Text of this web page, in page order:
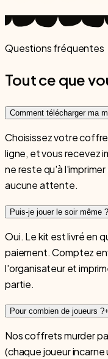
Questions fréquentes
Tout ce que
Comment télécharger ma
Choisissez votre
ligne, et vous recevez
ne reste qu'à
aucune attente.
Puis-je jouer le soir même ?
Oui. Le kit est livré en
paiement. Comptez
l'organisateur et
partie.
Pour combien de joueurs ?+
Nos coffrets murder
(chaque joueur